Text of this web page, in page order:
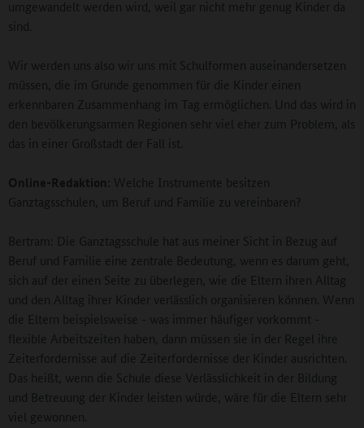
umgewandelt werden wird, weil gar nicht mehr genug Kinder da
sind.
Wir werden uns also wir uns mit Schulformen auseinandersetzen
müssen, die im Grunde genommen für die Kinder einen
erkennbaren Zusammenhang im Tag ermöglichen. Und das wird in
den bevölkerungsarmen Regionen sehr viel eher zum Problem, als
das in einer Großstadt der Fall ist.
Online-Redaktion: Welche Instrumente besitzen
Ganztagsschulen, um Beruf und Familie zu vereinbaren?
Bertram: Die Ganztagsschule hat aus meiner Sicht in Bezug auf
Beruf und Familie eine zentrale Bedeutung, wenn es darum geht,
sich auf der einen Seite zu überlegen, wie die Eltern ihren Alltag
und den Alltag ihrer Kinder verlässlich organisieren können. Wenn
die Eltern beispielsweise - was immer häufiger vorkommt -
flexible Arbeitszeiten haben, dann müssen sie in der Regel ihre
Zeiterfordernisse auf die Zeiterfordernisse der Kinder ausrichten.
Das heißt, wenn die Schule diese Verlässlichkeit in der Bildung
und Betreuung der Kinder leisten würde, wäre für die Eltern sehr
viel gewonnen.